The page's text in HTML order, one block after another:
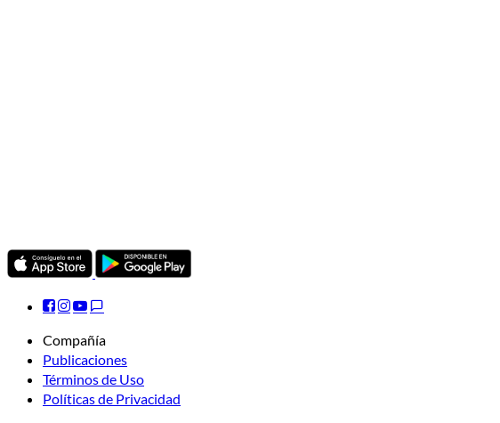
Compañía
Publicaciones
Términos de Uso
Políticas de Privacidad